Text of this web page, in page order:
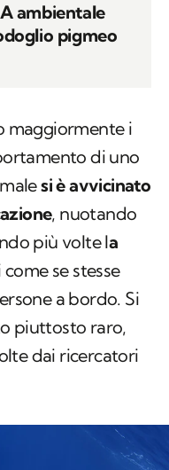
ambientale
pigmeo
maggiormente i
di uno
si è avvicinato
, nuotando
più volte la
come se stesse
a bordo. Si
piuttosto raro,
dai ricercatori